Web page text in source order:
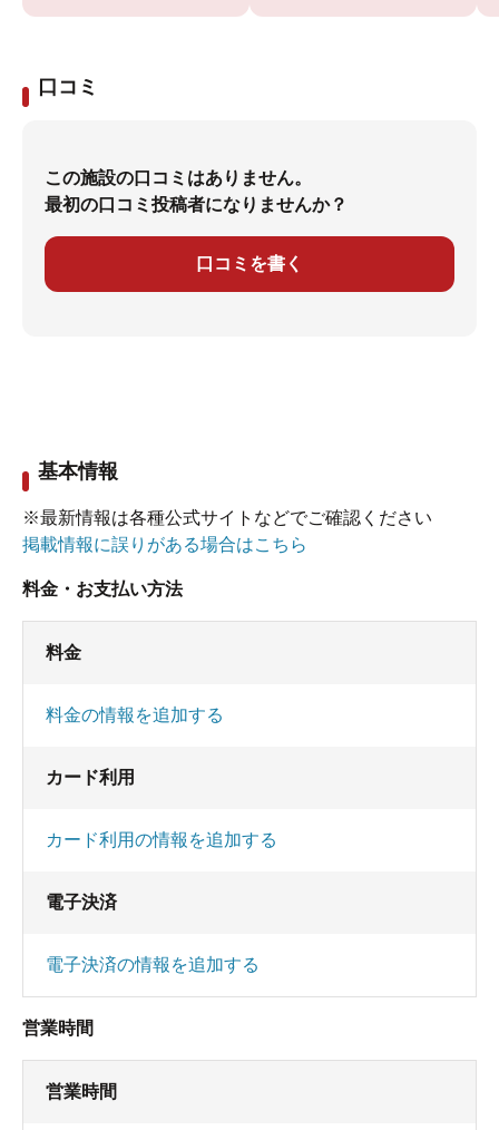
口コミ
この施設の口コミはありません。
最初の口コミ投稿者になりませんか？
口コミを書く
基本情報
※最新情報は各種公式サイトなどでご確認ください
掲載情報に誤りがある場合はこちら
料金・お支払い方法
料金
料金の情報を追加する
カード利用
カード利用の情報を追加する
電子決済
電子決済の情報を追加する
営業時間
営業時間